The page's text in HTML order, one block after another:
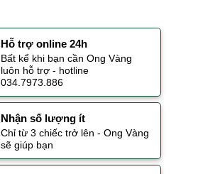
Hỗ trợ online 24h
Bất kể khi bạn cần Ong Vàng
luôn hỗ trợ - hotline
034.7973.886
Nhận số lượng ít
Chỉ từ 3 chiếc trở lên - Ong Vàng
sẽ giúp bạn